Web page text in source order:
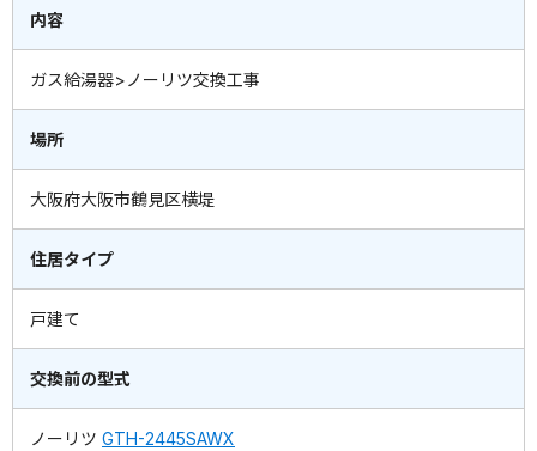
内容
ガス給湯器>ノーリツ交換工事
場所
大阪府大阪市鶴見区横堤
住居タイプ
戸建て
交換前の型式
ノーリツ GTH-2445SAWX